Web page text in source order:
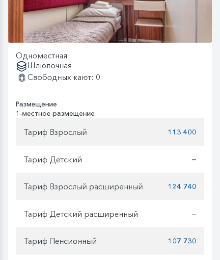
Одноместная
Шлюпочная
Свободных кают: 0
Размещение
1-местное размещение
Тариф Взрослый 113 400
Тариф Детский —
Тариф Взрослый расширенный 124 740
Тариф Детский расширенный —
Тариф Пенсионный 107 730